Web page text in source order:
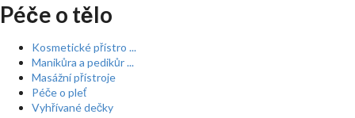
Péče o tělo
Kosmetické přístro ...
Manikůra a pedikůr ...
Masážní přístroje
Péče o pleť
Vyhřívané dečky